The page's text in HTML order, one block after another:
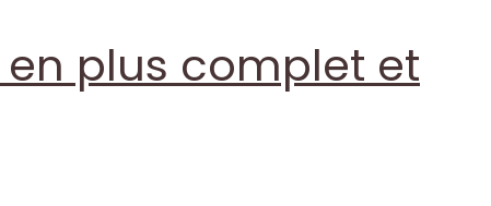
plus complet et